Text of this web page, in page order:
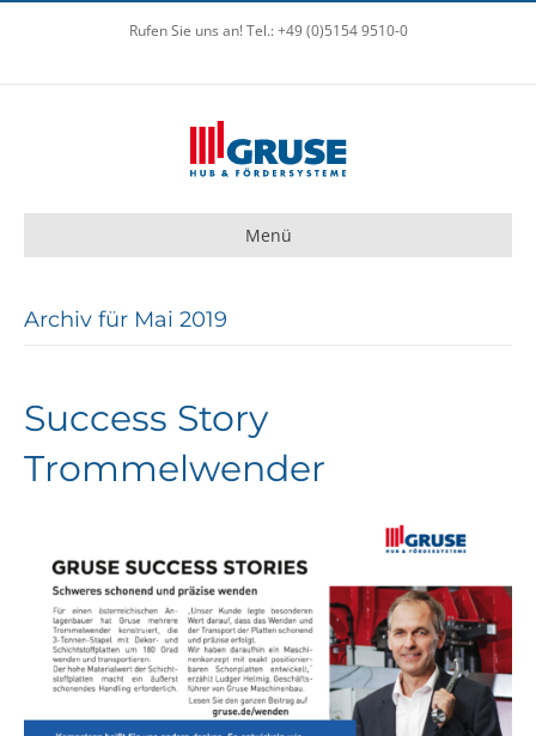
Rufen Sie uns an! Tel.: +49 (0)5154 9510-0
Menü
Archiv für Mai 2019
Success Story
Trommelwender